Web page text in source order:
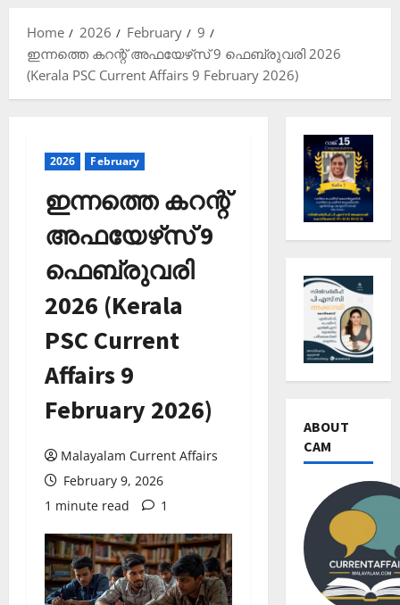
Home
2026 February
9
ഇന്നത്തെ കറന്റ് അഫയേഴ്‌സ് 9 ഫെബ്രുവരി 2026
(Kerala PSC Current Affairs 9 February 2026)
2026 February
ഇന്നത്തെ കറന്റ്
അഫയേഴ്‌സ് 9
ഫെബ്രുവരി
2026 (Kerala
PSC Current
Affairs 9
February 2026)
Malayalam Current Affairs
February 9, 2026
1 minute read
1
ABOUT
CAM